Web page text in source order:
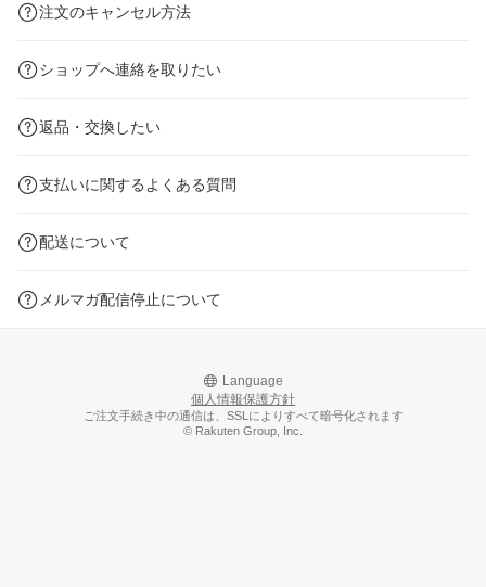
注文のキャンセル方法
ショップへ連絡を取りたい
返品・交換したい
支払いに関するよくある質問
配送について
メルマガ配信停止について
Language
個人情報保護方針
ご注文手続き中の通信は、SSLによりすべて暗号化されます
© Rakuten Group, Inc.